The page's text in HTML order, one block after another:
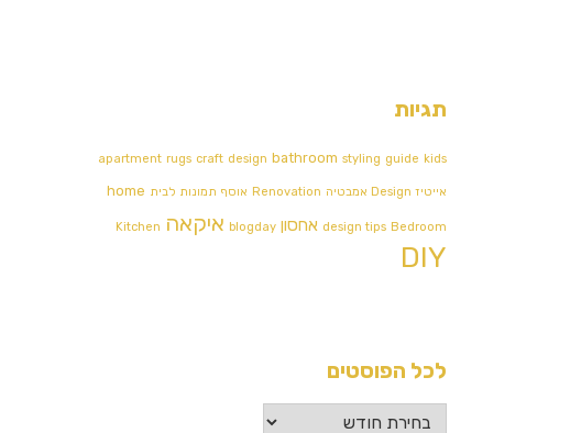
תגיות
apartment rugs craft design bathroom styling guide kids
אייטיז Design אמבטיה Renovation אוסף תמונות לבית home
design tips Bedroom אחסון blogday איקאה Kitchen
DIY
לכל הפוסטים
לכל